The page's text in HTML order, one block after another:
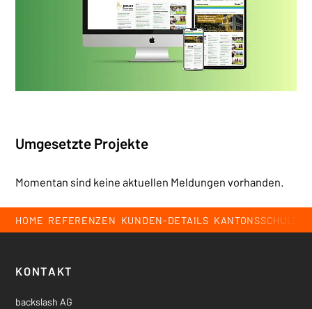
Umgesetzte Projekte
Momentan sind keine aktuellen Meldungen vorhanden.
Breadcrumb
HOME REFERENZEN KUNDEN-DETAILS KANTONSSCHULE
Footer
KONTAKT
backslash AG